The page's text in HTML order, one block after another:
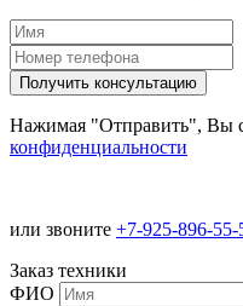
Нажимая "Отправить", Вы
конфиденциальности
или звоните +7-925-896-55-
Заказ техники
ФИО